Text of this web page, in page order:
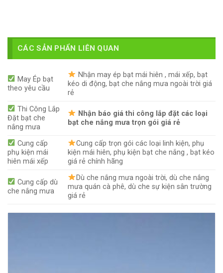
CÁC SẢN PHẨN LIÊN QUAN
May Ép bạt
theo yêu cầu
Nhận may ép bạt mái hiên , mái xếp, bạt
kéo di động, bạt che nắng mưa ngoài trời giá
rẻ
Thi Công Lắp
Đặt bạt che
nắng mưa
Nhận báo giá thi công lắp đặt các loại
bạt che nắng mưa trọn gói giá rẻ
Cung cấp
phụ kiện mái
hiên mái xếp
Cung cấp trọn gói các loại linh kiện, phụ
kiện mái hiên, phụ kiện bạt che nắng , bạt kéo
giá rẻ chính hãng
Cung cấp dù
che nắng mưa
Dù che nắng mưa ngoài trời, dù che nắng
mưa quán cà phê, dù che sự kiện sân trường
giá rẻ